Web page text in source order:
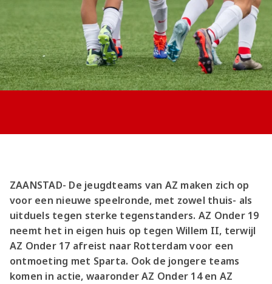
Jong AZ
Seizoenkaart
ZAANSTAD- De jeugdteams van AZ maken zich op
voor een nieuwe speelronde, met zowel thuis- als
uitduels tegen sterke tegenstanders. AZ Onder 19
neemt het in eigen huis op tegen Willem II, terwijl
AZ Onder 17 afreist naar Rotterdam voor een
ontmoeting met Sparta. Ook de jongere teams
komen in actie, waaronder AZ Onder 14 en AZ